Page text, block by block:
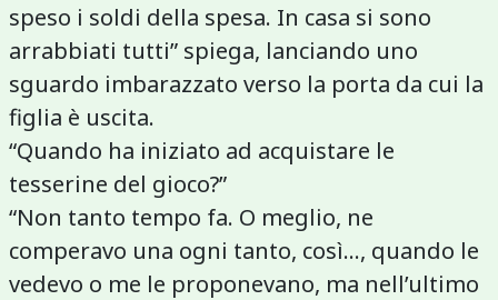
speso i soldi della spesa. In casa si sono
arrabbiati tutti” spiega, lanciando uno
sguardo imbarazzato verso la porta da cui la
figlia è uscita.
“Quando ha iniziato ad acquistare le
tesserine del gioco?”
“Non tanto tempo fa. O meglio, ne
comperavo una ogni tanto, così..., quando le
vedevo o me le proponevano, ma nell’ultimo